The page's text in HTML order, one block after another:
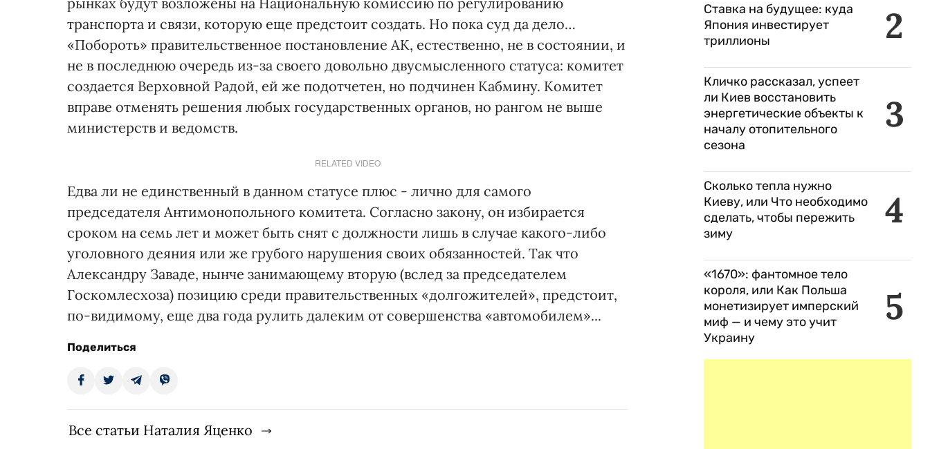
транспорта и связи, которую еще предстоит создать. Но пока суд да дело…
«Побороть» правительственное постановление АК, естественно, не в состоянии, и
не в последнюю очередь из-за своего довольно двусмысленного статуса: комитет
создается Верховной Радой, ей же подотчетен, но подчинен Кабмину. Комитет
вправе отменять решения любых государственных органов, но рангом не выше
министерств и ведомств.
RELATED VIDEO
Едва ли не единственный в данном статусе плюс - лично для самого
председателя Антимонопольного комитета. Согласно закону, он избирается
сроком на семь лет и может быть снят с должности лишь в случае какого-либо
уголовного деяния или же грубого нарушения своих обязанностей. Так что
Александру Заваде, нынче занимающему вторую (вслед за председателем
Госкомлесхоза) позицию среди правительственных «долгожителей», предстоит,
по-видимому, еще два года рулить далеким от совершенства «автомобилем»...
Поделиться
Все статьи Наталия Яценко
2
Ставка на будущее: куда
Япония инвестирует
триллионы
3
Кличко рассказал, успеет
ли Киев восстановить
энергетические объекты к
началу отопительного
сезона
4
Сколько тепла нужно
Киеву, или Что необходимо
сделать, чтобы пережить
зиму
5
«1670»: фантомное тело
короля, или Как Польша
монетизирует имперский
миф — и чему это учит
Украину